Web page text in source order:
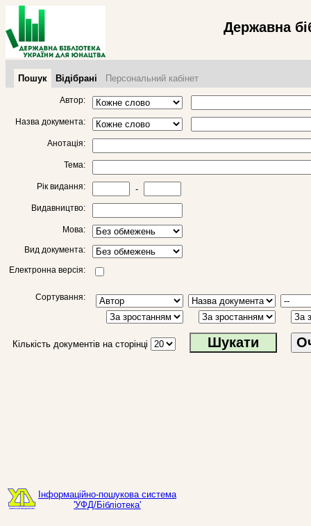
Державна
Пошук Відібрані Персональний кабінет
Автор:
Назва документа:
Анотація:
Тема:
Рік видання: -
Видавництво:
Мова:
Вид документа:
Електронна версія:
Сортування:
Кількість документів на сторінці
Інформаційно-пошукова система
'УФД/Бібліотека'